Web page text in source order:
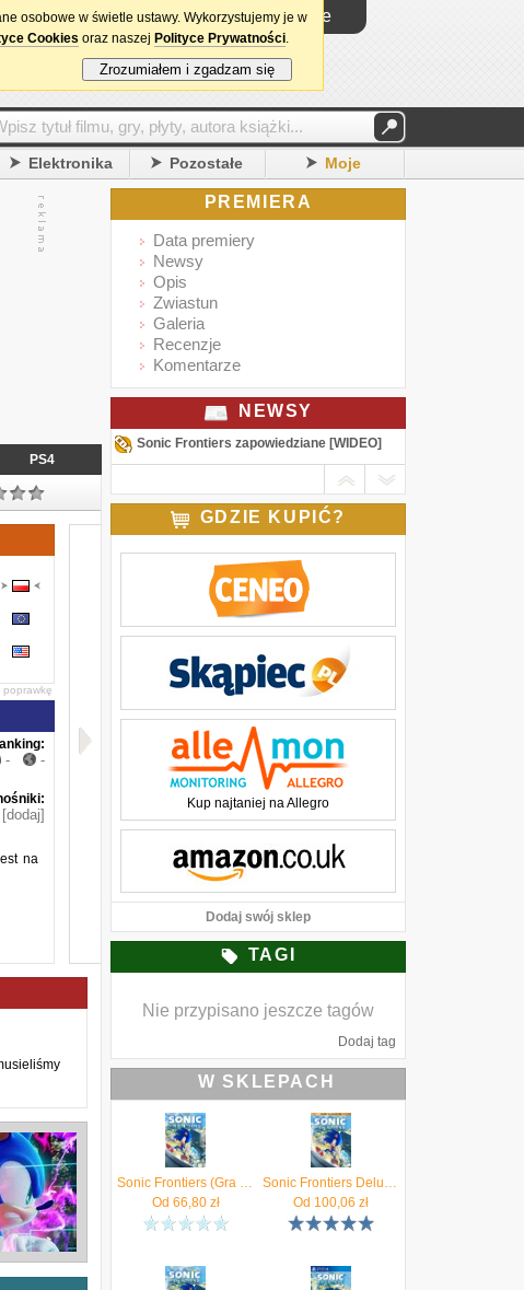
Logowanie
Elektronika Pozostałe Moje
PS4
poprawkę
- -
[dodaj]
na
PREMIERA
Data premiery
Newsy
Opis
Zwiastun
Galeria
Recenzje
Komentarze
NEWSY
Sonic Frontiers zapowiedziane [WIDEO]
GDZIE KUPIĆ?
Kup najtaniej na Allegro
Dodaj swój sklep
TAGI
Nie przypisano jeszcze tagów
Dodaj tag
W SKLEPACH
Sonic Frontiers (Gra NS Digital)
Od 66,80zł
Sonic Frontiers Deluxe Edition (Digital)
Od 100,06 zł
osobowe w świetle ustawy. Wykorzystujemy je w
Cookies oraz naszej Polityce Prywatności.
Zrozumiałem i zgadzam się